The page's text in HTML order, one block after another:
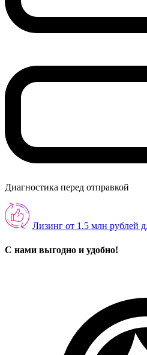
Диагностика перед отправкой
Лизинг от 1.5 млн рублей
С нами выгодно и удобно!